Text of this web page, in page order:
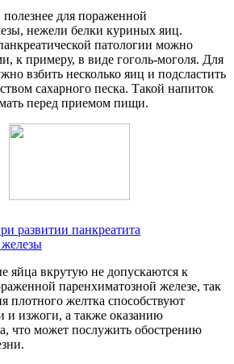
для пораженной
нежели белки куриных яиц.
патологии можно
к примеру, в виде гоголь-моголя. Для
взбить несколько яиц и подсластить
сахарного песка. Такой напиток
перед приемом пищи.
развитии панкреатита
яйца вкрутую не допускаются к
паренхиматозной железе, так
плотного желтка способствуют
и изжоги, а также оказанию
что может послужить обострению